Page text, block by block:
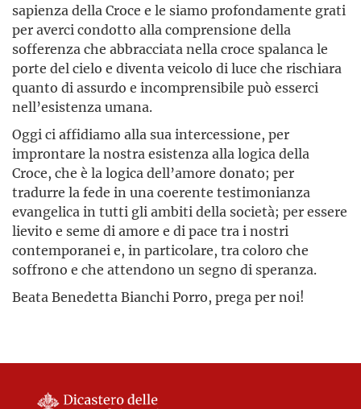
sapienza della Croce e le siamo profondamente grati
per averci condotto alla comprensione della
sofferenza che abbracciata nella croce spalanca le
porte del cielo e diventa veicolo di luce che rischiara
quanto di assurdo e incomprensibile può esserci
nell’esistenza umana.
Oggi ci affidiamo alla sua intercessione, per
improntare la nostra esistenza alla logica della
Croce, che è la logica dell’amore donato; per
tradurre la fede in una coerente testimonianza
evangelica in tutti gli ambiti della società; per essere
lievito e seme di amore e di pace tra i nostri
contemporanei e, in particolare, tra coloro che
soffrono e che attendono un segno di speranza.
Beata Benedetta Bianchi Porro, prega per noi!